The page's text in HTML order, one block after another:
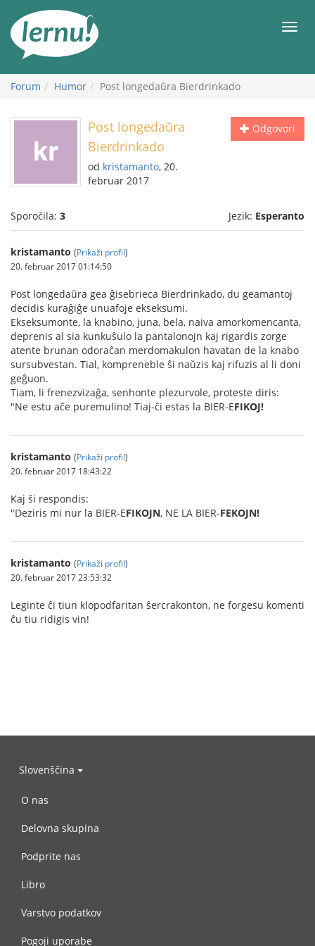
vsebini
Meni
Forum Humor Post longedaŭra Bierdrinkado
Odgovori
Post longedaŭra
Bierdrinkado
od kristamanto, 20.
februar 2017
Sporočila: 3 Jezik: Esperanto
kristamanto (Prikaži profil)
20. februar 2017 01:14:50
Post longedaŭra gea ĝisebrieca Bierdrinkado, du geamantoj
decidis kuraĝiĝe unuafoje ekseksumi.
Ekseksumonte, la knabino, juna, bela, naiva amorkomencanta,
deprenis al sia kunkuŝulo la pantalonojn kaj rigardis zorge
atente brunan odoraĉan merdomakulon havatan de la knabo
sursubvestan. Tial, kompreneble ŝi naŭzis kaj rifuzis al li doni
geĝuon.
Tiam, li frenezvizaĝa, senhonte plezurvole, proteste diris:
"Ne estu aĉe puremulino! Tiaj-ĉi estas la BIER-EFIKOJ!
kristamanto (Prikaži profil)
20. februar 2017 18:43:22
Kaj ŝi respondis:
"Deziris mi nur la BIER-EFIKOJN, NE LA BIER-FEKOJN!
kristamanto (Prikaži profil)
20. februar 2017 23:53:32
Leginte ĉi tiun klopodfaritan ŝercrakonton, ne forgesu komenti
ĉu tiu ridigis vin!
Slovenščina
O nas
Delovna skupina
Podprite nas
Libro
Varstvo podatkov
Pogoji uporabe